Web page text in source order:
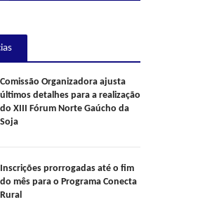
Comissão Organizadora ajusta
últimos detalhes para a realização
do XIII Fórum Norte Gaúcho da
Soja
Inscrições prorrogadas até o fim
do mês para o Programa Conecta
Rural